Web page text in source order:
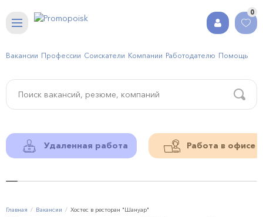
0
Вакансии Профессии Соискатели Компании Работодателю Помощь
Удаленная работа Работа в офисе
Главная Вакансии Хостес в ресторан "Шануар"